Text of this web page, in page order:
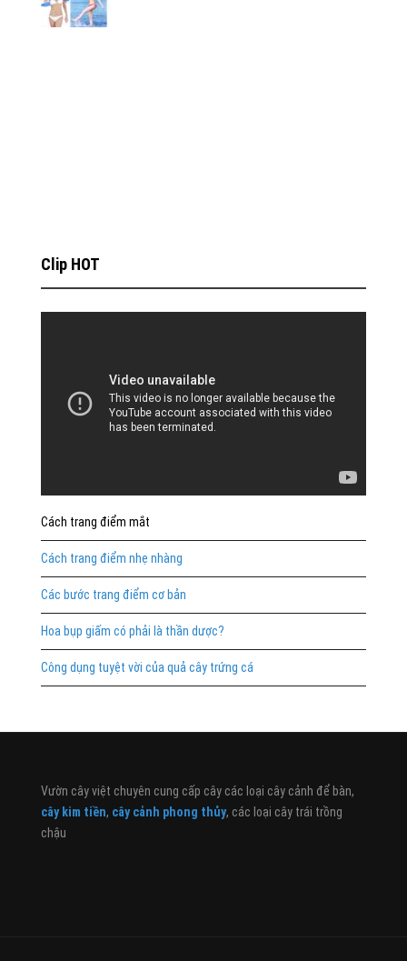
Clip HOT
Cách trang điểm mắt
Cách trang điểm nhẹ nhàng
Các bước trang điểm cơ bản
Hoa bụp giấm có phải là thần dược?
Công dụng tuyệt vời của quả cây trứng cá
Vườn cây việt chuyên cung cấp cây các loại cây cảnh để bàn,
cây kim tiền, cây cảnh phong thủy, các loại cây trái trồng
chậu